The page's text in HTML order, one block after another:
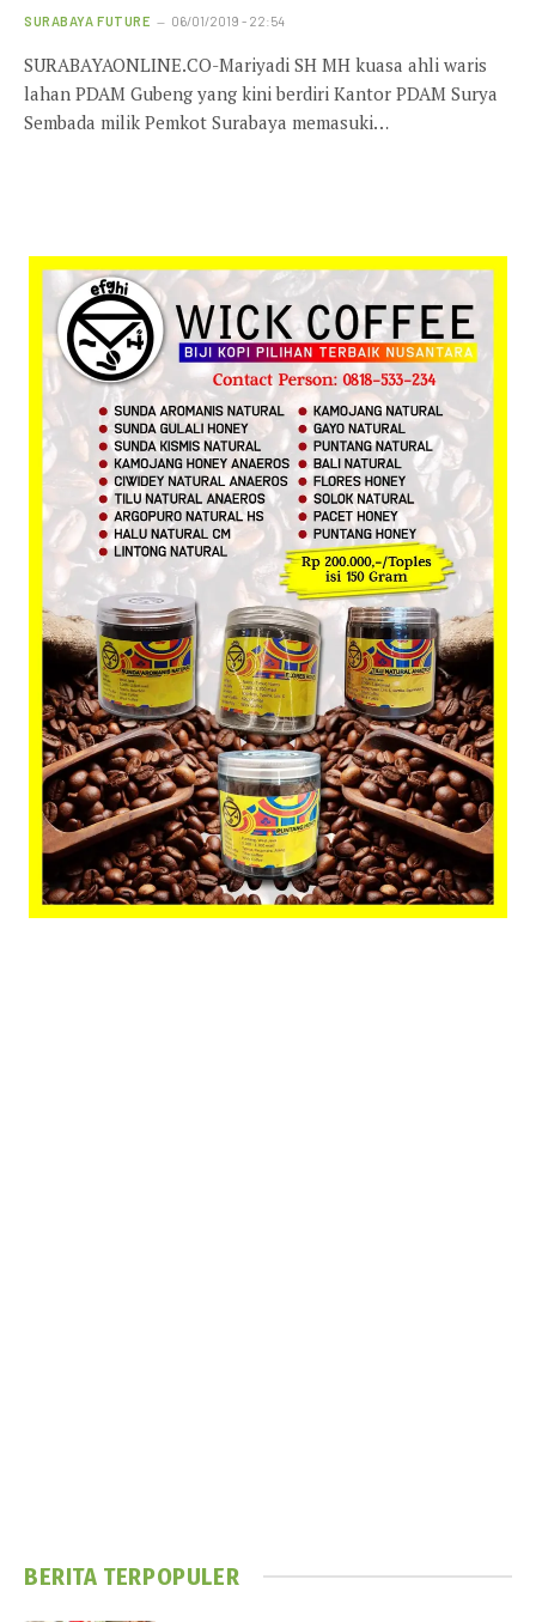
SURABAYA FUTURE 06/01/2019 - 22:54
SURABAYAONLINE.CO-Mariyadi SH MH kuasa ahli waris
lahan PDAM Gubeng yang kini berdiri Kantor PDAM Surya
Sembada milik Pemkot Surabaya memasuki…
BERITA TERPOPULER